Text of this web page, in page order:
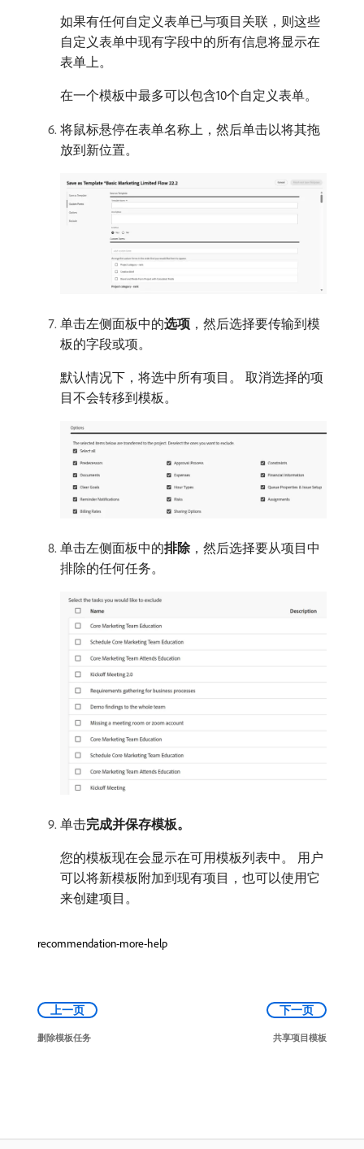
如果有任何自定义表单已与项目关联，则这些
自定义表单中现有字段中的所有信息将显示在
表单上。
在一个模板中最多可以包含10个自定义表单。
将鼠标悬停在表单名称上，然后单击以将其拖
放到新位置。
单击左侧面板中的​选项 ，然后选择要传输到模
板的字段或项。
默认情况下，将选中所有项目。 取消选择的项
目不会转移到模板。
单击左侧面板中的​排除，然后选择要从项目中
排除的任何任务。
单击​完成并保存模板。
您的模板现在会显示在可用模板列表中。 用户
可以将新模板附加到现有项目，也可以使用它
来创建项目。
recommendation-more-help
上一页
删除模板任务
下一页
共享项目模板